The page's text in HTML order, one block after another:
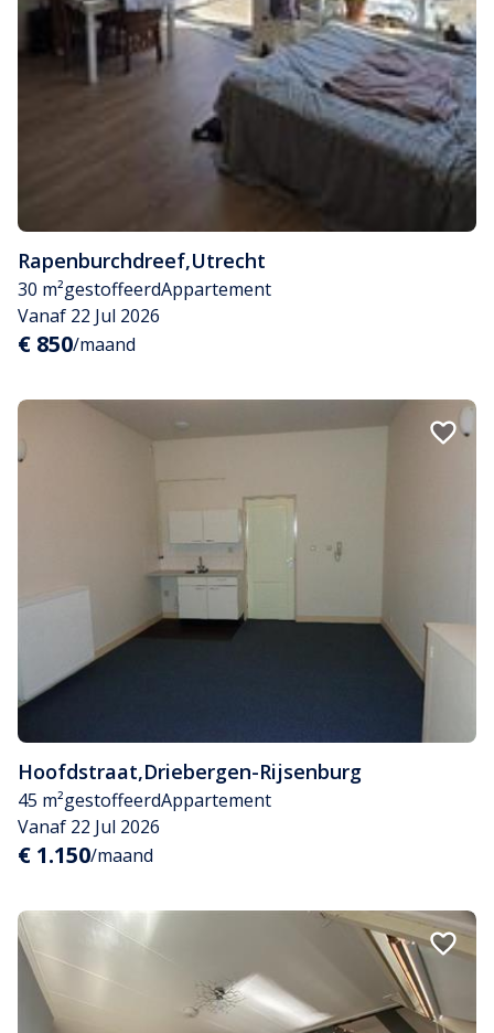
Rapenburchdreef,Utrecht
30 m²gestoffeerdAppartement
Vanaf 22 Jul 2026
€ 850/maand
Hoofdstraat,Driebergen-Rijsenburg
45 m²gestoffeerdAppartement
Vanaf 22 Jul 2026
€ 1.150/maand